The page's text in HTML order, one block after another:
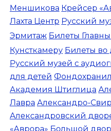
Меншикова Крейсер
Лахта Центр Русский
Эрмитаж Билеты
Кунсткамеру Билеты
Русский музей с
для детей
Академия Штиглица
Лавра Александро-
Александровский
«Аврора» Большой